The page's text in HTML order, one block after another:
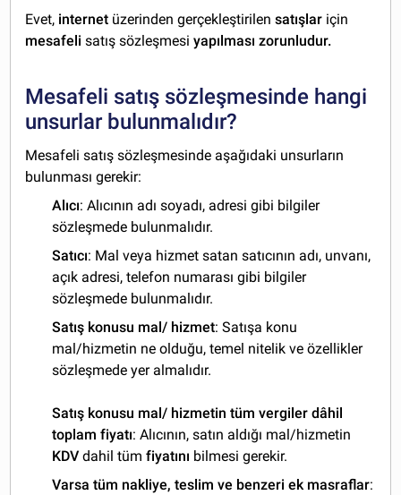
Evet, internet üzerinden gerçekleştirilensatışlar için
mesafeli satış sözleşmesiyapılması zorunludur.
Mesafeli satış sözleşmesinde hangi
unsurlar bulunmalıdır?
Mesafeli satış sözleşmesinde aşağıdaki unsurların
bulunması gerekir:
Alıcı: Alıcının adı soyadı, adresi gibi bilgiler
sözleşmede bulunmalıdır.
Satıcı: Mal veya hizmet satan satıcının adı, unvanı,
açık adresi, telefon numarası gibi bilgiler
sözleşmede bulunmalıdır.
Satış konusu mal/ hizmet: Satışa konu
mal/hizmetin ne olduğu, temel nitelik ve özellikler
sözleşmede yer almalıdır.
Satış konusu mal/ hizmetin tüm vergiler dâhil
toplam fiyatı: Alıcının, satın aldığı mal/hizmetin
KDV dahil tümfiyatını bilmesi gerekir.
Varsa tüm nakliye, teslim ve benzeri ek masraflar: